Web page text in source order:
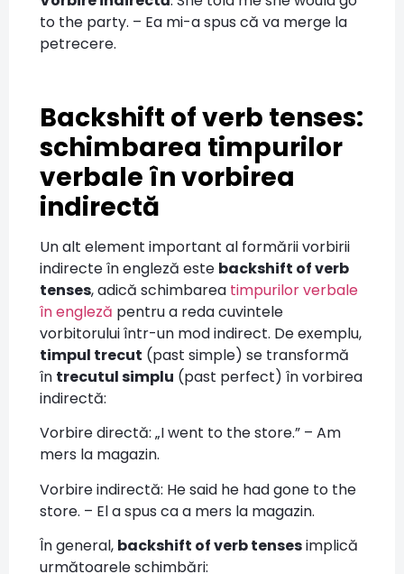
to the party. – Ea mi-a spus că va merge la
petrecere.
Backshift of verb tenses:
schimbarea timpurilor
verbale în vorbirea
indirectă
Un alt element important al formării vorbirii
indirecte în engleză este backshift of verb
tenses, adică schimbarea timpurilor verbale
în engleză pentru a reda cuvintele
vorbitorului într-un mod indirect. De exemplu,
timpul trecut (past simple) se transformă
în trecutul simplu (past perfect) în vorbirea
indirectă:
Vorbire directă: „I went to the store.” – Am
mers la magazin.
Vorbire indirectă: He said he had gone to the
store. – El a spus ca a mers la magazin.
În general, backshift of verb tensesimplică
următoarele schimbări: